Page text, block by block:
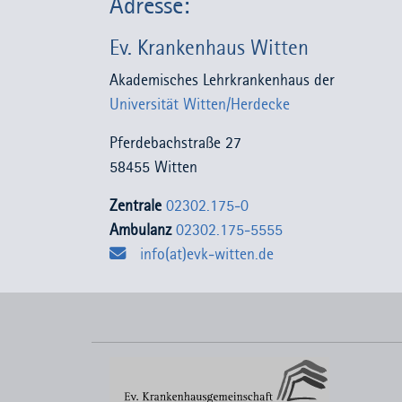
Adresse:
Ev. Krankenhaus Witten
Akademisches Lehrkrankenhaus der
Universität Witten/Herdecke
Pferdebachstraße 27
58455 Witten
Zentrale 02302.175-0
Ambulanz 02302.175-5555
info(at)evk-witten.de